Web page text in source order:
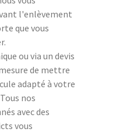
l'enlèvement
que vous
ou via un devis
de mettre
adapté à votre
nos
avec des
vous